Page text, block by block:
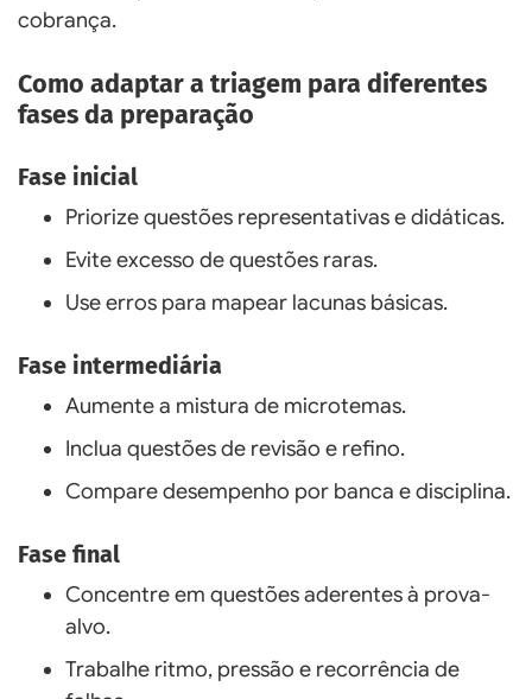
cobrança.
Como adaptar a triagem para diferentes
fases da preparação
Fase inicial
Priorize questões representativas e didáticas.
Evite excesso de questões raras.
Use erros para mapear lacunas básicas.
Fase intermediária
Aumente a mistura de microtemas.
Inclua questões de revisão e refino.
Compare desempenho por banca e disciplina.
Fase final
Concentre em questões aderentes à prova-
alvo.
Trabalhe ritmo, pressão e recorrência de